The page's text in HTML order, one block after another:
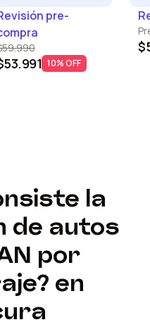
pre-
10% OFF
la
de autos
por
en